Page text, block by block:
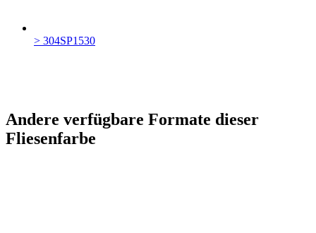
> 304SP1530
Andere verfügbare Formate dieser
Fliesenfarbe